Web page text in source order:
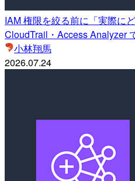
IAM 権限を絞る前に「実際に
CloudTrail・Access Analyzer
小林翔馬
2026.07.24